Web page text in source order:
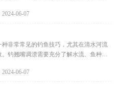
和技巧。调漂
06-07
种非常常见的钓鱼技巧，尤其在清水河流
。钓翘嘴调漂需要充分了解水流、鱼种和
法，帮助钓鱼
06-07